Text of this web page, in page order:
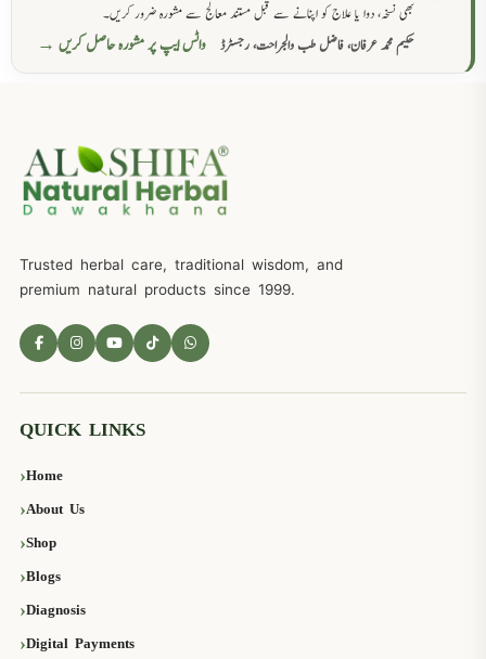
بھی نسخہ، دوا یا علاج کو اپنانے سے قبل مستند معالج سے مشورہ ضرور کریں۔
حکیم محمد عرفان، فاضل طب والجراحت، رجسٹرڈ
واٹس ایپ پر مشورہ حاصل کریں →
Trusted herbal care, traditional wisdom, and
premium natural products since 1999.
QUICK LINKS
Home
About Us
Shop
Blogs
Diagnosis
Digital Payments